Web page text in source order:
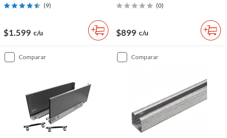
(9)
$1.599 c/u
(0)
$899 c/u
comparar comparar